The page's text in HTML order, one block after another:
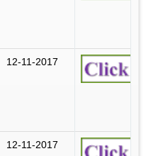
12-11-2017
12-11-2017